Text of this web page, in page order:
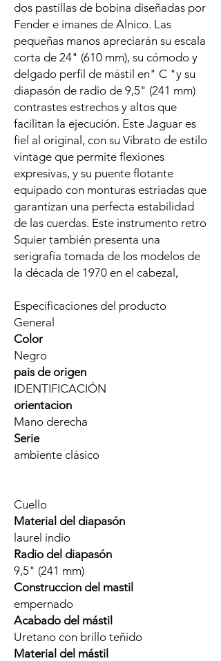
dos pastillas de bobina diseñadas por
Fender e imanes de Alnico. Las
pequeñas manos apreciarán su escala
corta de 24" (610 mm), su cómodo y
delgado perfil de mástil en" C "y su
diapasón de radio de 9,5" (241 mm)
contrastes estrechos y altos que
facilitan la ejecución. Este Jaguar es
fiel al original, con su Vibrato de estilo
vintage que permite flexiones
expresivas, y su puente flotante
equipado con monturas estriadas que
garantizan una perfecta estabilidad
de las cuerdas. Este instrumento retro
Squier también presenta una
serigrafía tomada de los modelos de
la década de 1970 en el cabezal,
Especificaciones del producto
General
Color
Negro
pais de origen
IDENTIFICACIÓN
orientacion
Mano derecha
Serie
ambiente clásico
Cuello
Material del diapasón
laurel indio
Radio del diapasón
9,5" (241 mm)
Construccion del mastil
empernado
Acabado del mástil
Uretano con brillo teñido
Material del mástil